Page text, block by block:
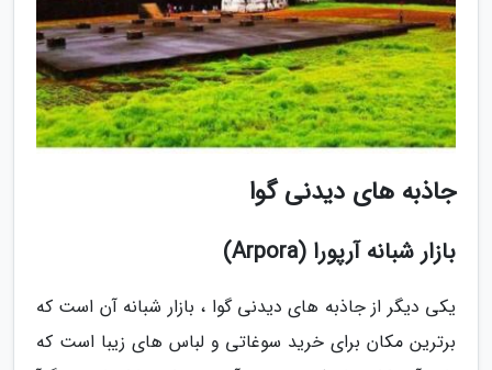
جاذبه های دیدنی گوا
بازار شبانه آرپورا (Arpora)
یکی دیگر از جاذبه های دیدنی گوا ، بازار شبانه آن است که
برترین مکان برای خرید سوغاتی و لباس های زیبا است که